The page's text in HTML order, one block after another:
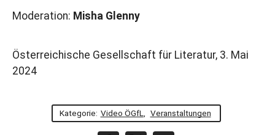
Moderation: Misha Glenny
Österreichische Gesellschaft für Literatur, 3. Mai
2024
Kategorie: Video ÖGfL Veranstaltungen